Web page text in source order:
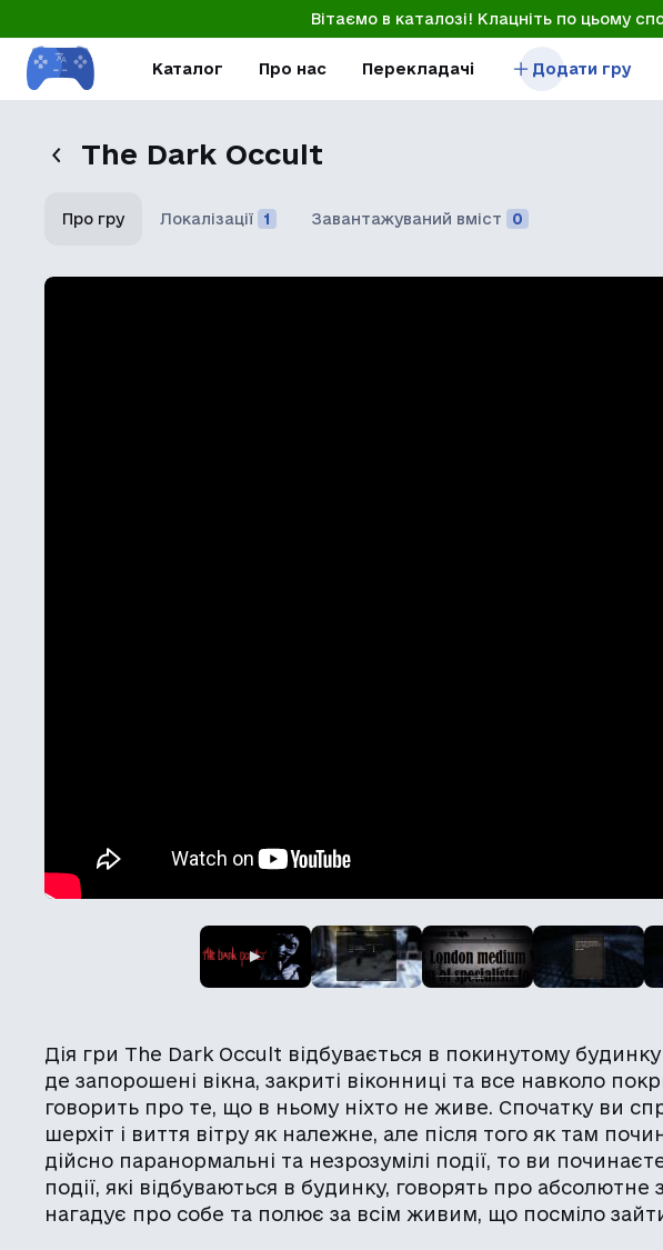
Вітаємо в каталозі! Клацніть по цьому
Каталог Про нас Перекладачі Додати гру
The Dark Occult
Про гру Локалізації 1 Завантажуваний вміст 0
Дія гри The Dark Occult відбувається в покинутому будинку
де запорошені вікна, закриті віконниці та все навколо
говорить про те, що в ньому ніхто не живе. Спочатку ви
шерхіт і виття вітру як належне, але після того як там
дійсно паранормальні та незрозумілі події, то ви
події, які відбуваються в будинку, говорять про абсолютне
нагадує про собе та полює за всім живим, що посміло